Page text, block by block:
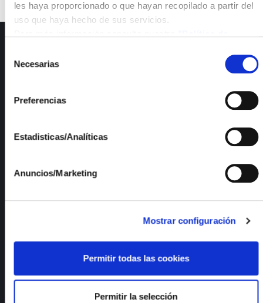
les haya proporcionado o que hayan recopilado a partir del
uso que haya hecho de sus servicios.
Necesarias
Preferencias
Estadisticas/Analíticas
Anuncios/Marketing
Mostrar configuración
Permitir todas las cookies
Permitir la selección
About us
R&D Projects
Publications
Documents of interest
Management System Policy
Sustainable Development Goals
ISFOC Catalogues